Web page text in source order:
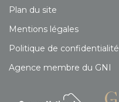
Plan du site
Mentions légales
Politique de confidentialité
Agence membre du GNI